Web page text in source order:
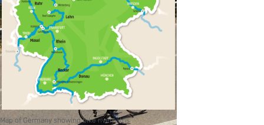
Map of Germany showing bike riverpaths